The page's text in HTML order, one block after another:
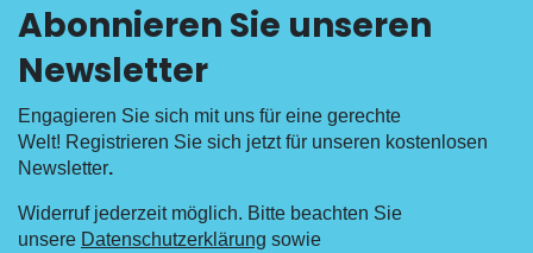
Abonnieren Sie unseren
Newsletter
Engagieren Sie sich mit uns für eine gerechte
Welt! Registrieren Sie sich jetzt für unseren kostenlosen
Newsletter.
Widerruf jederzeit möglich. Bitte beachten Sie
unsere Datenschutzerklärung sowie